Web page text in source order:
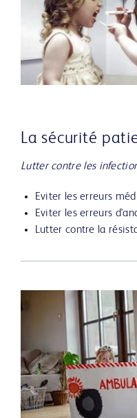
La sécurité
Lutter contre les
Eviter les erreurs
Eviter les erreurs
Lutter contre la